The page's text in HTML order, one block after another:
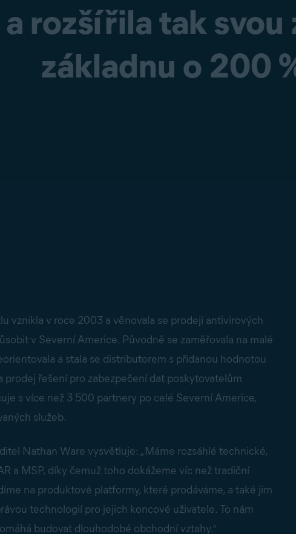
rozšířila tak svou
základnu o 200
vznikla v roce 2003 a věnovala se prodeji antivirových
v Severní Americe. Původně se zaměřovala na malé
a stala se distributorem s přidanou hodnotou
prodej řešení pro zabezpečení dat poskytovatelům
s více než 3 500 partnery po celé Severní Americe,
služeb.
Nathan Ware vysvětluje: „Máme rozsáhlé technické,
a MSP, díky čemuž toho dokážeme víc než tradiční
na produktové platformy, které prodáváme, a také jim
technologií pro jejich koncové uživatele. To nám
budovat dlouhodobé obchodní vztahy.“